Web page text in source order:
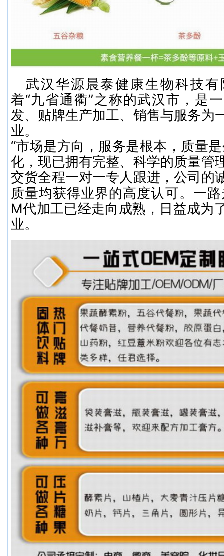
武汉华源晨泰健康生物科技有
着“九省通衢”之称的武汉市，是
发、贴牌生产加工、销售与服务为
业。
“市场是方向，服务是根本，质量
化，现已拥有完整、科学的质量管
交货全程一对一专人跟进，公司的
质量均获得业界的高度认可。一
M代加工已经走向成熟，日益成为
业。